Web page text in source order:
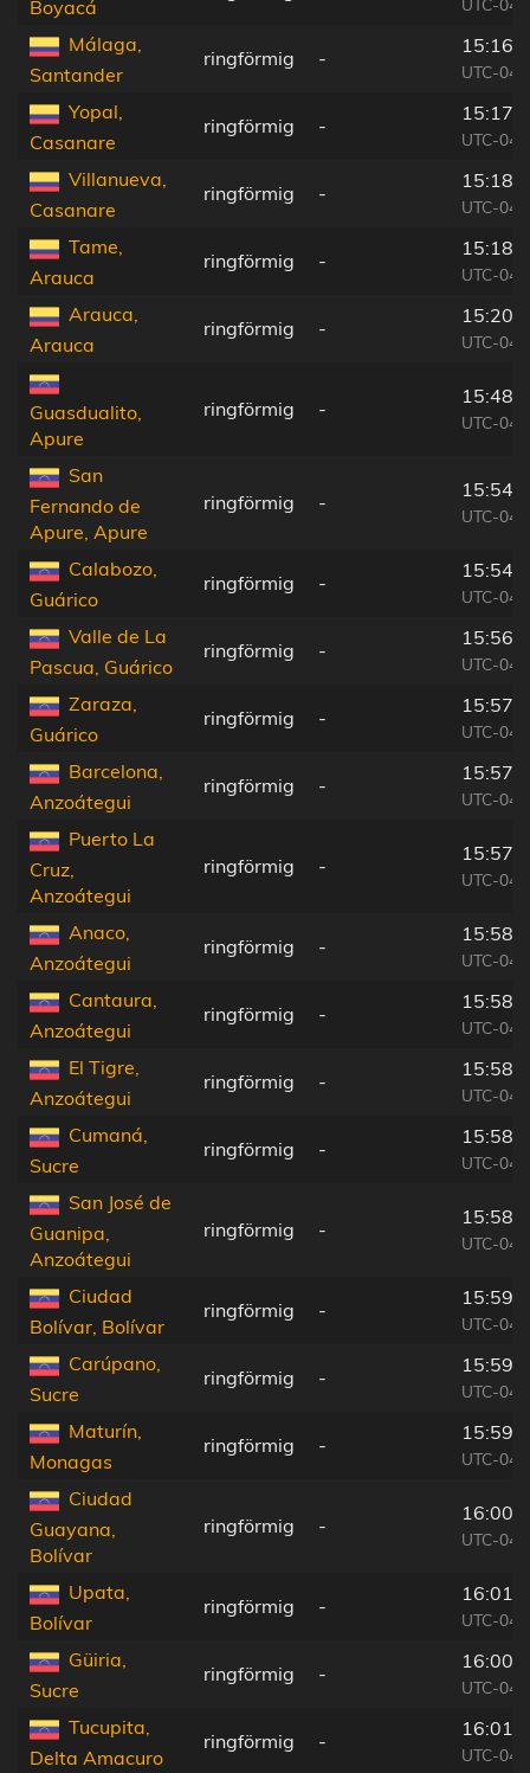
Boyacá UTC-
Málaga,
Santander
ringförmig -
UTC-
Yopal,
Casanare
ringförmig -
UTC-
Villanueva,
Casanare
ringförmig -
UTC-
Tame,
Arauca
ringförmig -
UTC-
Arauca,
Arauca
ringförmig -
UTC-
Guasdualito,
Apure
ringförmig -
UTC-
San
Fernando de
Apure, Apure
ringförmig -
UTC-
Calabozo,
Guárico
ringförmig -
UTC-
Valle de La
Pascua, Guárico
ringförmig -
UTC-
Zaraza,
Guárico
ringförmig -
UTC-
Barcelona,
Anzoátegui
ringförmig -
UTC-
Puerto La
Cruz,
Anzoátegui
ringförmig -
UTC-
Anaco,
Anzoátegui
ringförmig -
UTC-
Cantaura,
Anzoátegui
ringförmig -
UTC-
El Tigre,
Anzoátegui
ringförmig -
UTC-
Cumaná,
Sucre
ringförmig -
UTC-
San José de
Guanipa,
Anzoátegui
ringförmig -
UTC-
Ciudad
Bolívar, Bolívar
ringförmig -
UTC-
Carúpano,
Sucre
ringförmig -
UTC-
Maturín,
Monagas
ringförmig -
UTC-
Ciudad
Guayana,
Bolívar
ringförmig -
UTC-
Upata,
Bolívar
ringförmig -
UTC-
Güiria,
Sucre
ringförmig -
UTC-
Tucupita,
Delta Amacuro
ringförmig -
UTC-